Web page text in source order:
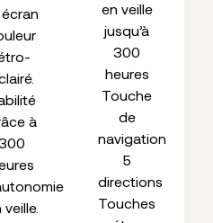
à
veille.
en veille
jusqu’à
300
heures
Touche
de
navigation
5
directions
Touches